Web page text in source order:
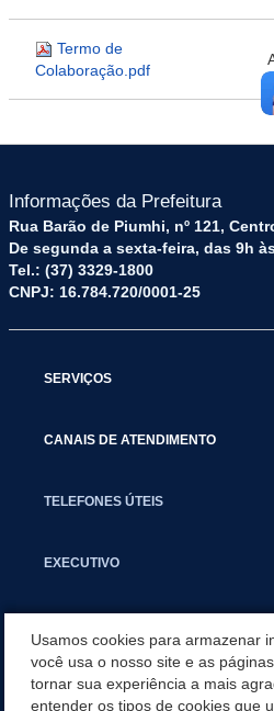
Termo de
Colaboração.pdf
Informações da Prefeitura
Rua Barão de Piumhi, nº 121,
De segunda a sexta-feira, das 9h
Tel.: (37) 3329-1800
CNPJ: 16.784.720/0001-25
SERVIÇOS
CANAIS DE ATENDIMENTO
TELEFONES ÚTEIS
EXECUTIVO
APLICATIVO
Usamos cookies para armazenar
você usa o nosso site e as
tornar sua experiência a mais
entender os tipos de cookies que